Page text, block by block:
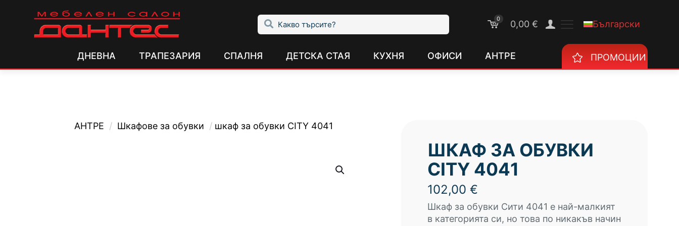
0 0,00 € Български
ДНЕВНА ТРАПЕЗАРИЯ СПАЛНЯ ДЕТСКА СТАЯ КУХНЯ ОФИСИ АНТРЕ ПРОМОЦИИ
АНТРЕ / Шкафове за обувки / шкаф за обувки CITY 4041
ШКАФ ЗА ОБУВКИ
CITY 4041
102,00 €
Шкаф за обувки Сити 4041 е най-малкият
в категорията си, но това по никакъв начин